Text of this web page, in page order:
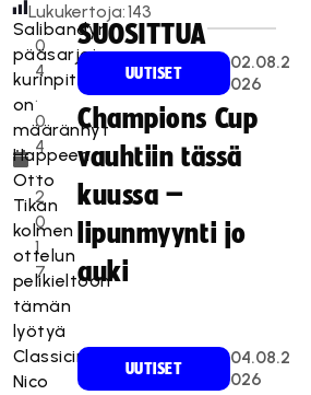
0
4
.
0
4
.
2
0
1
7
Lukukertoja:143
Salibandyn
pääsarjojen
kurinpitäjä
on
määrännyt
Happeen
Otto
Tikan
kolmen
ottelun
pelikieltoon
tämän
lyötyä
Classicin
Nico
SUOSITTUA
UUTISET
02.08.2
026
Champions Cup
vauhtiin tässä
kuussa –
lipunmyynti jo
auki
UUTISET
04.08.2
026